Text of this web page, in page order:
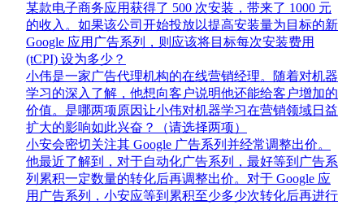
某款电子商务应用获得了 500 次安装，带来了 1000 元
的收入。如果该公司开始投放以提高安装量为目标的新
Google 应用广告系列，则应该将目标每次安装费用
(tCPI) 设为多少？
小伟是一家广告代理机构的在线营销经理。随着对机器
学习的深入了解，他想向客户说明他还能给客户增加的
价值。是哪两项原因让小伟对机器学习在营销领域日益
扩大的影响如此兴奋？（请选择两项）
小安会密切关注其 Google 广告系列并经常调整出价。
他最近了解到，对于自动化广告系列，最好等到广告系
列累积一定数量的转化后再调整出价。对于 Google 应
用广告系列，小安应等到累积至少多少次转化后再进行